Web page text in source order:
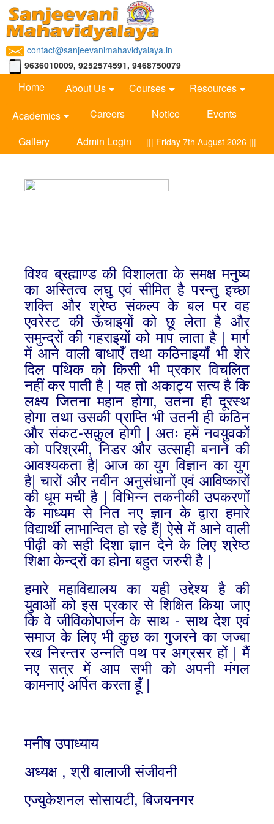
contact@sanjeevanimahavidyalaya.in
9636010009, 9252574591, 9468750079
Home About Us Courses
Resources
Academics
Careers Notice
Events
Gallery
Admin Login ||| Friday 7th August 2026 |||
विश्व ब्रह्माण्ड की विशालता के समक्ष मनुष्य
का अस्तित्व लघु एवं सीमित है परन्तु इच्छा
शक्ति और श्रेष्ठ संकल्प के बल पर वह
एवरेस्ट की ऊँचाइयों को छू लेता है और
समुन्द्रों की गहराइयों को माप लाता है | मार्ग
में आने वाली बाधाएँ तथा कठिनाइयाँ भी शेरे
दिल पथिक को किसी भी प्रकार विचलित
नहीं कर पाती है | यह तो अकाट्य सत्य है कि
लक्ष्य जितना महान होगा, उतना ही दूरस्थ
होगा तथा उसकी प्राप्ति भी उतनी ही कठिन
और संकट-सकुल होगी | अतः हमें नवयुवकों
को परिश्रमी, निडर और उत्साही बनाने की
आवश्यकता है| आज का युग विज्ञान का युग
है| चारों और नवीन अनुसंधानों एवं आविष्कारों
की धूम मची है | विभिन्न तकनीकी उपकरणों
के माध्यम से नित नए ज्ञान के द्वारा हमारे
विद्यार्थी लाभान्वित हो रहे हैं| ऐसे में आने वाली
पीढ़ी को सही दिशा ज्ञान देने के लिए श्रेष्ठ
शिक्षा केन्द्रों का होना बहुत जरुरी है |
हमारे महाविद्यालय का यही उद्देश्य है की
युवाओं को इस प्रकार से शिक्षित किया जाए
कि वे जीविकोपार्जन के साथ - साथ देश एवं
समाज के लिए भी कुछ का गुजरने का जज्बा
रख निरन्तर उन्नति पथ पर अग्रसर हों | मैं
नए सत्र में आप सभी को अपनी मंगल
कामनाएं अर्पित करता हूँ |
मनीष उपाध्याय
अध्यक्ष , श्री बालाजी संजीवनी
एज्युकेशनल सोसायटी, बिजयनगर